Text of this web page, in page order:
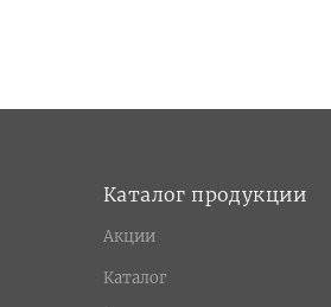
Каталог продукции
Акции
Каталог